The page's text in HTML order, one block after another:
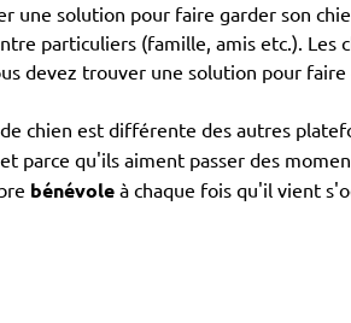
une solution pour faire garder son
particuliers (famille, amis etc.). Les
devez trouver une solution pour faire
chien est différente des autres
parce qu'ils aiment passer des
bénévole à chaque fois qu'il vient